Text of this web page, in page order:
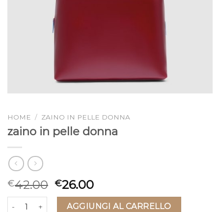
HOME / ZAINO IN PELLE DONNA
zaino in pelle donna
€42.00 €26.00
zaino in pelle donna quantitàAGGIUNGI AL CARRELLO